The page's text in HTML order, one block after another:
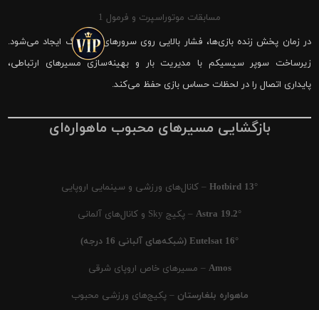
مسابقات موتوراسپرت و فرمول 1
در زمان پخش زنده بازی‌ها، فشار بالایی روی سرورهای شیرینگ ایجاد می‌شود.
زیرساخت سوپر سیسیکم با مدیریت بار و بهینه‌سازی مسیرهای ارتباطی،
پایداری اتصال را در لحظات حساس بازی حفظ می‌کند.
بازگشایی مسیرهای محبوب ماهواره‌ای
Hotbird 13° – کانال‌های ورزشی و سینمایی اروپایی
Astra 19.2° – پکیج Sky و کانال‌های آلمانی
Eutelsat 16° (شبکه‌های آلبانی 16 درجه)
Amos – مسیرهای خاص اروپای شرقی
ماهواره بلغارستان – پکیج‌های ورزشی محبوب